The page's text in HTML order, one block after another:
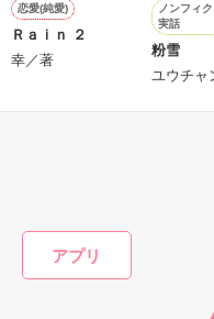
アプリ
※表紙も作中使用の画像
※執筆期間2026.6.3〜
※他サイトさんにて恋愛
恋愛(純愛)
Ｒａｉｎ ２
幸／著
ノンフィ
実話
粉雪
ユウチャ